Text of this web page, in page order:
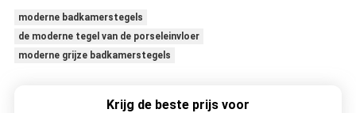
moderne badkamerstegels
de moderne tegel van de porseleinvloer
moderne grijze badkamerstegels
Krijg de beste prijs voor